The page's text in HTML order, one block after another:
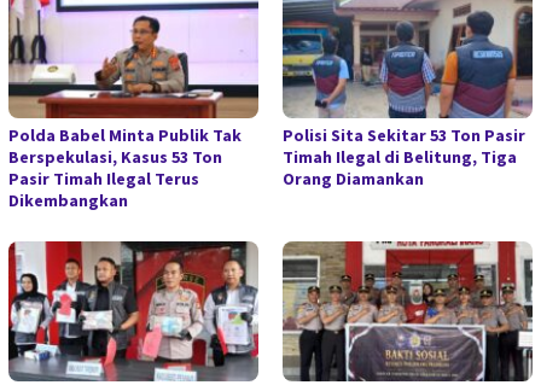
Polda Babel Minta Publik Tak
Berspekulasi, Kasus 53 Ton
Pasir Timah Ilegal Terus
Dikembangkan
Polisi Sita Sekitar 53 Ton Pasir
Timah Ilegal di Belitung, Tiga
Orang Diamankan